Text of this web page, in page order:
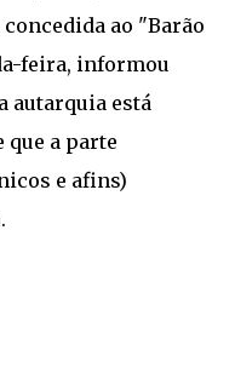
ao "Barão
feira, informou
autarquia está
que a parte
e afins)